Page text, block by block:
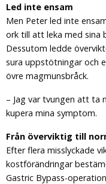
Led inte ensam
Men Peter led inte
ork till att leka med sina
Dessutom ledde
sura uppstötningar och
övre magmunsbråck.
– Jag var tvungen att ta
kupera mina symptom.
Från överviktig till
Efter flera misslyckade
kostförändringar
Gastric Bypass-